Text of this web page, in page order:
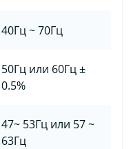
40Гц ~ 70Гц
50Гц или 60Гц ±
0.5%
47~ 53Гц или 57 ~
63Гц